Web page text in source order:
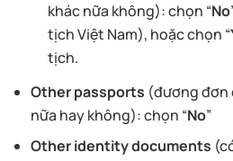
khác nữa không): chọn “No
tịch Việt Nam), hoặc chọn “
tịch.
Other passports (đương đơn
nữa hay không): chọn “No”
Other identity documents